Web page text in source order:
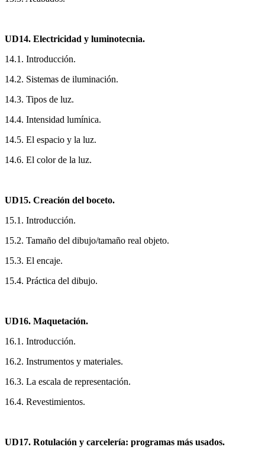
UD14. Electricidad y luminotecnia.
14.1. Introducción.
14.2. Sistemas de iluminación.
14.3. Tipos de luz.
14.4. Intensidad lumínica.
14.5. El espacio y la luz.
14.6. El color de la luz.
UD15. Creación del boceto.
15.1. Introducción.
15.2. Tamaño del dibujo/tamaño real objeto.
15.3. El encaje.
15.4. Práctica del dibujo.
UD16. Maquetación.
16.1. Introducción.
16.2. Instrumentos y materiales.
16.3. La escala de representación.
16.4. Revestimientos.
UD17. Rotulación y carcelería: programas más usados.